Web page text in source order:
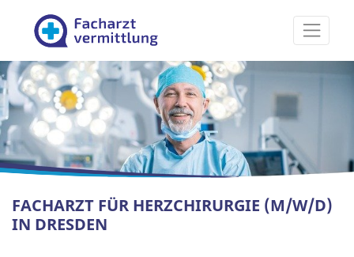
Facharztvermittlung
FACHARZT FÜR HERZCHIRURGIE (M/W/D)
IN DRESDEN